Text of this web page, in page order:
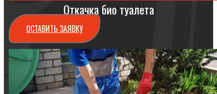
Откачка био туалета
ОСТАВИТЬ ЗАЯВКУ